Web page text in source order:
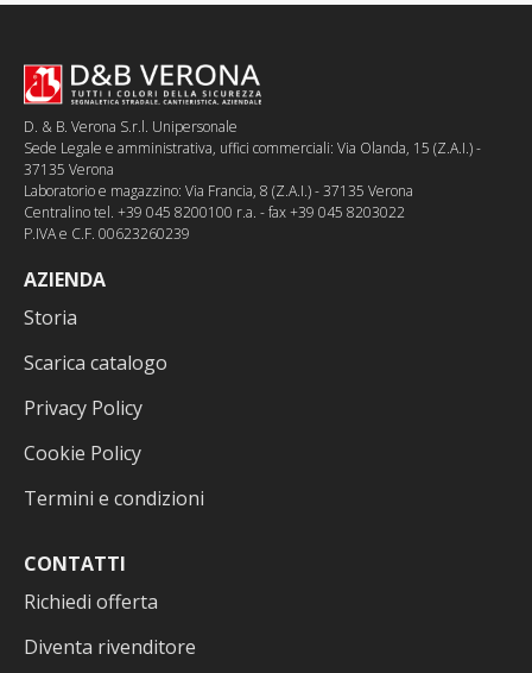
D. & B. Verona S.r.l. Unipersonale
Sede Legale e amministrativa, uffici commerciali: Via Olanda, 15 (Z.A.I.) -
37135 Verona
Laboratorio e magazzino: Via Francia, 8 (Z.A.I.) - 37135 Verona
Centralino tel. +39 045 8200100 r.a. - fax +39 045 8203022
P.IVA e C.F. 00623260239
AZIENDA
Storia
Scarica catalogo
Privacy Policy
Cookie Policy
Termini e condizioni
CONTATTI
Richiedi offerta
Diventa rivenditore